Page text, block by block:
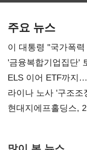
주요 뉴스
이 대통령 "국가폭
진실 밝혀야"
'금융복합기업집단'
ELS 이어 ETF까지
라이나 노사 '구조조
현대지에프홀딩스,